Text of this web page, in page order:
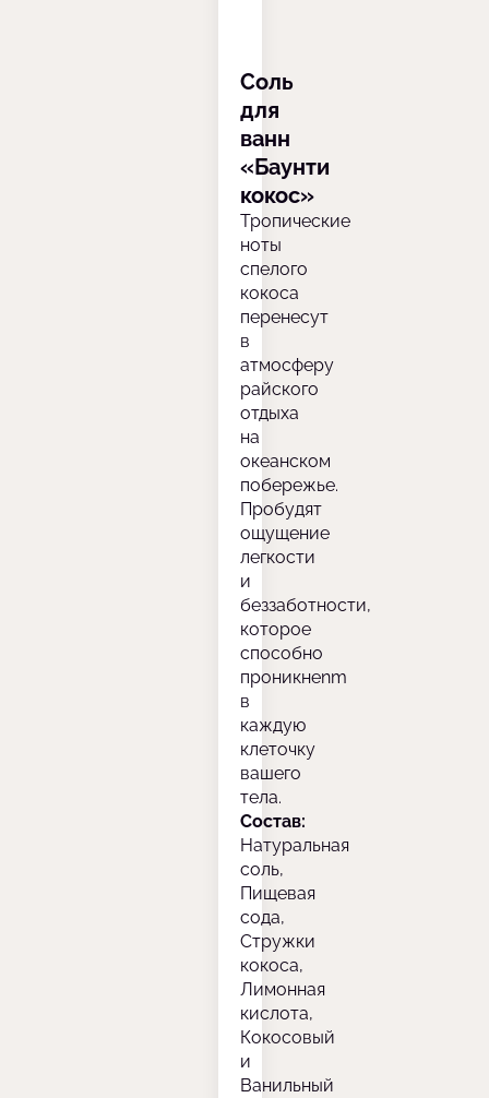
Соль
для
ванн
«Баунти
кокос»
Тропические
ноты
спелого
кокоса
перенесут
в
атмосферу
райского
отдыха
на
океанском
побережье.
Пробудят
ощущение
легкости
и
беззаботности,
которое
способно
проникнenm
в
каждую
клеточку
вашего
тела.
Состав:
Натуральная
соль,
Пищевая
сода,
Стружки
кокоса,
Лимонная
кислота,
Кокосовый
и
Ванильный